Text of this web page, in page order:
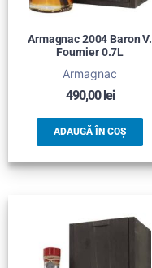
Armagnac 2004 Baron V.
Fournier 0.7L
Armagnac
490,00 lei
ADAUGĂ ÎN COȘ